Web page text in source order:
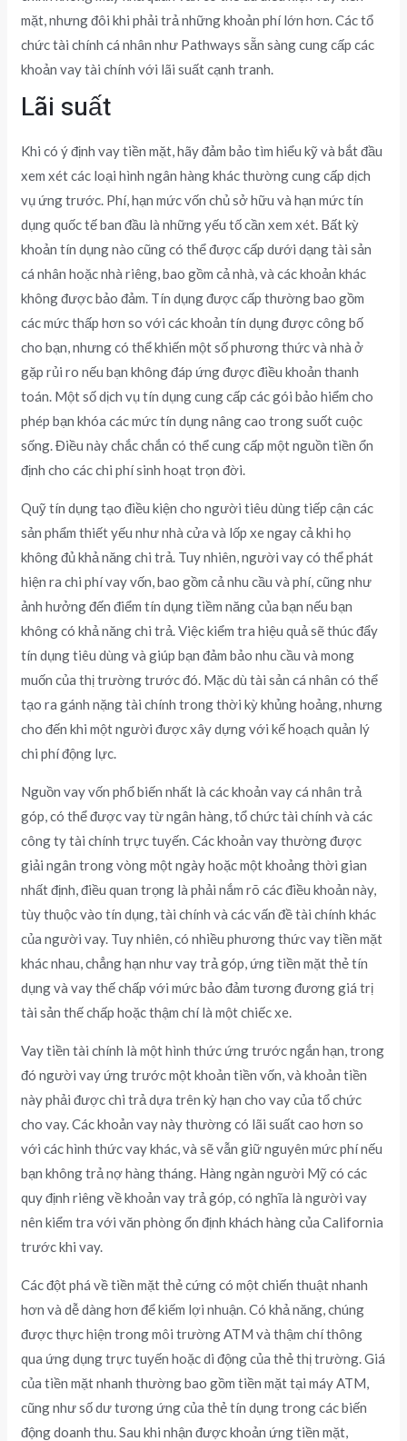
mặt, nhưng đôi khi phải trả những khoản phí lớn hơn. Các tổ
chức tài chính cá nhân như Pathways sẵn sàng cung cấp các
khoản vay tài chính với lãi suất cạnh tranh.
Lãi suất
Khi có ý định vay tiền mặt, hãy đảm bảo tìm hiểu kỹ và bắt đầu
xem xét các loại hình ngân hàng khác thường cung cấp dịch
vụ ứng trước. Phí, hạn mức vốn chủ sở hữu và hạn mức tín
dụng quốc tế ban đầu là những yếu tố cần xem xét. Bất kỳ
khoản tín dụng nào cũng có thể được cấp dưới dạng tài sản
cá nhân hoặc nhà riêng, bao gồm cả nhà, và các khoản khác
không được bảo đảm. Tín dụng được cấp thường bao gồm
các mức thấp hơn so với các khoản tín dụng được công bố
cho bạn, nhưng có thể khiến một số phương thức và nhà ở
gặp rủi ro nếu bạn không đáp ứng được điều khoản thanh
toán. Một số dịch vụ tín dụng cung cấp các gói bảo hiểm cho
phép bạn khóa các mức tín dụng nâng cao trong suốt cuộc
sống. Điều này chắc chắn có thể cung cấp một nguồn tiền ổn
định cho các chi phí sinh hoạt trọn đời.
Quỹ tín dụng tạo điều kiện cho người tiêu dùng tiếp cận các
sản phẩm thiết yếu như nhà cửa và lốp xe ngay cả khi họ
không đủ khả năng chi trả. Tuy nhiên, người vay có thể phát
hiện ra chi phí vay vốn, bao gồm cả nhu cầu và phí, cũng như
ảnh hưởng đến điểm tín dụng tiềm năng của bạn nếu bạn
không có khả năng chi trả. Việc kiểm tra hiệu quả sẽ thúc đẩy
tín dụng tiêu dùng và giúp bạn đảm bảo nhu cầu và mong
muốn của thị trường trước đó. Mặc dù tài sản cá nhân có thể
tạo ra gánh nặng tài chính trong thời kỳ khủng hoảng, nhưng
cho đến khi một người được xây dựng với kế hoạch quản lý
chi phí động lực.
Nguồn vay vốn phổ biến nhất là các khoản vay cá nhân trả
góp, có thể được vay từ ngân hàng, tổ chức tài chính và các
công ty tài chính trực tuyến. Các khoản vay thường được
giải ngân trong vòng một ngày hoặc một khoảng thời gian
nhất định, điều quan trọng là phải nắm rõ các điều khoản này,
tùy thuộc vào tín dụng, tài chính và các vấn đề tài chính khác
của người vay. Tuy nhiên, có nhiều phương thức vay tiền mặt
khác nhau, chẳng hạn như vay trả góp, ứng tiền mặt thẻ tín
dụng và vay thế chấp với mức bảo đảm tương đương giá trị
tài sản thế chấp hoặc thậm chí là một chiếc xe.
Vay tiền tài chính là một hình thức ứng trước ngắn hạn, trong
đó người vay ứng trước một khoản tiền vốn, và khoản tiền
này phải được chi trả dựa trên kỳ hạn cho vay của tổ chức
cho vay. Các khoản vay này thường có lãi suất cao hơn so
với các hình thức vay khác, và sẽ vẫn giữ nguyên mức phí nếu
bạn không trả nợ hàng tháng. Hàng ngàn người Mỹ có các
quy định riêng về khoản vay trả góp, có nghĩa là người vay
nên kiểm tra với văn phòng ổn định khách hàng của California
trước khi vay.
Các đột phá về tiền mặt thẻ cứng có một chiến thuật nhanh
hơn và dễ dàng hơn để kiếm lợi nhuận. Có khả năng, chúng
được thực hiện trong môi trường ATM và thậm chí thông
qua ứng dụng trực tuyến hoặc di động của thẻ thị trường. Giá
của tiền mặt nhanh thường bao gồm tiền mặt tại máy ATM,
cũng như số dư tương ứng của thẻ tín dụng trong các biến
động doanh thu. Sau khi nhận được khoản ứng tiền mặt,